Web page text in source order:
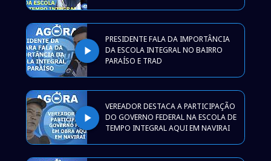
play_arrow
PRESIDENTE FALA DA IMPORTÂNCIA
DA ESCOLA INTEGRAL NO BAIRRO
PARAÍSO E TRAD
play_arrow
VEREADOR DESTACA A PARTICIPAÇÃO
DO GOVERNO FEDERAL NA ESCOLA DE
TEMPO INTEGRAL AQUI EM NAVIRAI